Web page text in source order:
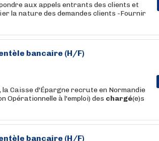
aux appels entrants des clients et
la nature des demandes clients -Fournir
bancaire (H/F)
Caisse d'Épargne recrute en Normandie
Opérationnelle à l'emploi) des chargé(e)s
bancaire (H/F)